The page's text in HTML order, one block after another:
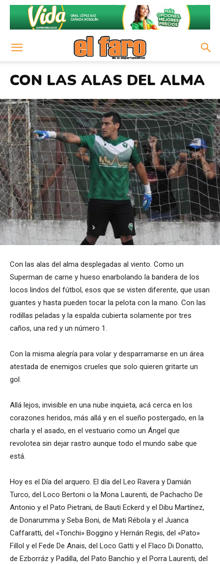
CON LAS ALAS DEL ALMA
Con las alas del alma desplegadas al viento. Como un
Superman de carne y hueso enarbolando la bandera de los
locos lindos del fútbol, esos que se visten diferente, que usan
guantes y hasta pueden tocar la pelota con la mano. Con las
rodillas peladas y la espalda cubierta solamente por tres
caños, una red y un número 1.
Con la misma alegría para volar y desparramarse en un área
atestada de enemigos crueles que solo quieren gritarte un
gol.
Allá lejos, invisible en una nube inquieta, acá cerca en los
corazones heridos, más allá y en el sueño postergado, en la
charla y el asado, en el vestuario como un Ángel que
revolotea sin dejar rastro aunque todo el mundo sabe que
está.
Hoy es el Día del arquero. El día del Leo Ravera y Damián
Turco, del Loco Bertoni o la Mona Laurenti, de Pachacho De
Antonio y el Pato Pietrani, de Bauti Eckerd y el Dibu Martínez,
de Donarumma y Seba Boni, de Mati Rébola y el Juanca
Caffaratti, del «Tonchi» Boggino y Hernán Regis, del «Pato»
Fillol y el Fede De Anais, del Loco Gatti y el Flaco Di Donatto,
de Ezborráz y Padilla, del Pato Banchio y el Porra Laurenti, del